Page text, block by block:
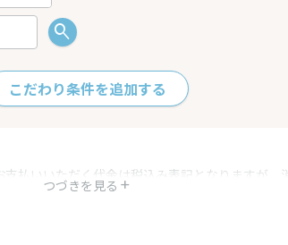
こだわり条件を追加する
つづきを見る
払いいただく代金は税込み表記となりますが、